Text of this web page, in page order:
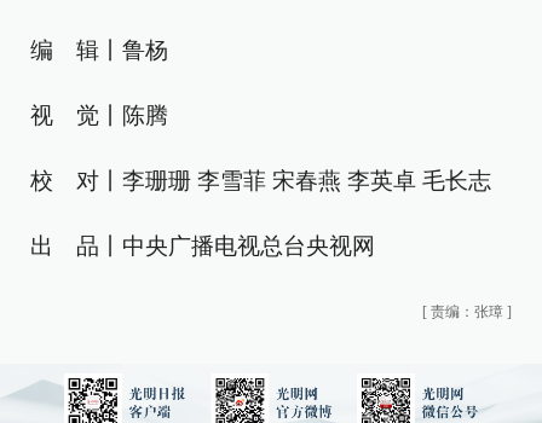
编 辑丨鲁杨
视 觉丨陈腾
校 对丨李珊珊 李雪菲 宋春燕 李英卓 毛长志
出 品丨中央广播电视总台央视网
[ 责编：张璋 ]